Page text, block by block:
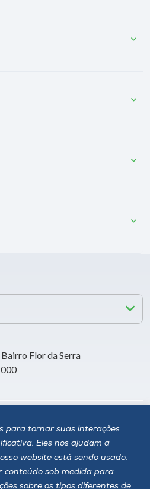
para tornar suas interações
Eles nos ajudam a
website está sendo usado,
conteúdo sob medida para
sobre os tipos diferentes de
Flor da Serra